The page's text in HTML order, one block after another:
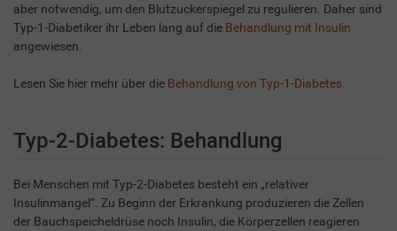
aber notwendig, um den Blutzuckerspiegel zu regulieren. Daher sind
Typ-1-Diabetiker ihr Leben lang auf die Behandlung mit Insulin
angewiesen.
Lesen Sie hier mehr über die Behandlung von Typ-1-Diabetes
Typ-2-Diabetes: Behandlung
Bei Menschen mit Typ-2-Diabetes besteht ein „relativer
Insulinmangel“. Zu Beginn der Erkrankung produzieren die Zellen
der Bauchspeicheldrüse noch Insulin, die Körperzellen reagieren